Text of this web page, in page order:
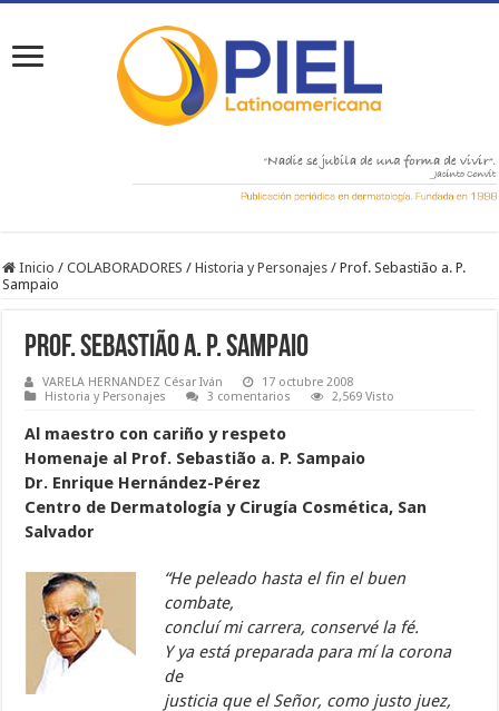
Inicio / COLABORADORES / Historia y Personajes / Prof. Sebastião a. P.
Sampaio
Prof. Sebastião a. P. Sampaio
VARELA HERNANDEZ César Iván
17 octubre 2008
Historia y Personajes
3 comentarios 2,569 Visto
Al maestro con cariño y respeto
Homenaje al Prof. Sebastião a. P. Sampaio
Dr. Enrique Hernández-Pérez
Centro de Dermatología y Cirugía Cosmética, San
Salvador
“He peleado hasta el fin el buen
combate,
concluí micarrera, conservé la fé.
Y ya está preparada para mí la corona
de
justicia que el Señor, como justo juez,